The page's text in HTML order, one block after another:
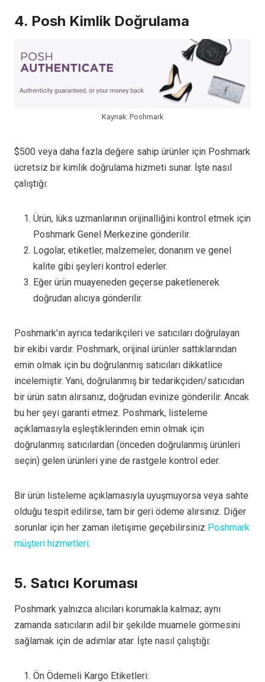
4. Posh Kimlik Doğrulama
Kaynak: Poshmark
$500 veya daha fazla değere sahip ürünler için Poshmark
ücretsiz bir kimlik doğrulama hizmeti sunar. İşte nasıl
çalıştığı:
Ürün, lüks uzmanlarının orijinalliğini kontrol etmek için
Poshmark Genel Merkezine gönderilir.
Logolar, etiketler, malzemeler, donanım ve genel
kalite gibi şeyleri kontrol ederler.
Eğer ürün muayeneden geçerse paketlenerek
doğrudan alıcıya gönderilir.
Poshmark'ın ayrıca tedarikçileri ve satıcıları doğrulayan
bir ekibi vardır. Poshmark, orijinal ürünler sattıklarından
emin olmak için bu doğrulanmış satıcıları dikkatlice
incelemiştir. Yani, doğrulanmış bir tedarikçiden/satıcıdan
bir ürün satın alırsanız, doğrudan evinize gönderilir. Ancak
bu her şeyi garanti etmez. Poshmark, listeleme
açıklamasıyla eşleştiklerinden emin olmak için
doğrulanmış satıcılardan (önceden doğrulanmış ürünleri
seçin) gelen ürünleri yine de rastgele kontrol eder.
Bir ürün listeleme açıklamasıyla uyuşmuyorsa veya sahte
olduğu tespit edilirse, tam bir geri ödeme alırsınız. Diğer
sorunlar için her zaman iletişime geçebilirsiniz Poshmark
müşteri hizmetleri.
5. Satıcı Koruması
Poshmark yalnızca alıcıları korumakla kalmaz; aynı
zamanda satıcıların adil bir şekilde muamele görmesini
sağlamak için de adımlar atar. İşte nasıl çalıştığı:
Ön Ödemeli Kargo Etiketleri: